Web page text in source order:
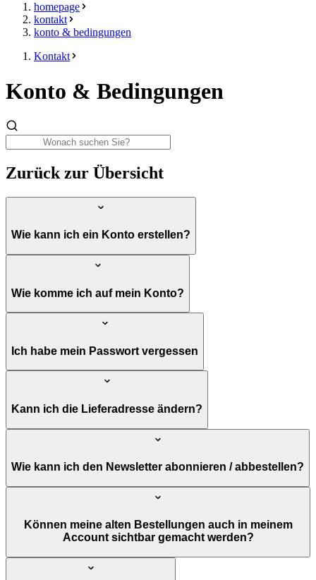
homepage
kontakt
konto & bedingungen
Kontakt
Konto & Bedingungen
Zurück zur Übersicht
Wie kann ich ein Konto erstellen?
Wie komme ich auf mein Konto?
Ich habe mein Passwort vergessen
Kann ich die Lieferadresse ändern?
Wie kann ich den Newsletter abonnieren / abbestellen?
Können meine alten Bestellungen auch in meinem
Account sichtbar gemacht werden?